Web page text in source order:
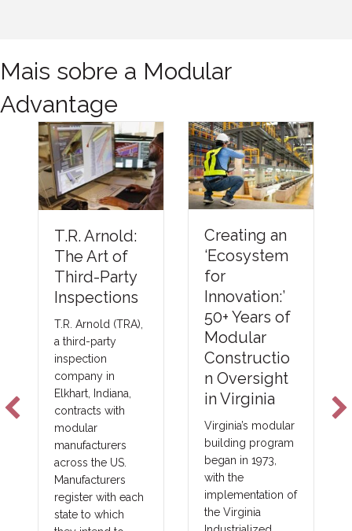
Mais sobre a Modular
Advantage
Arnold:
Art of
Party
Arnold (TRA),
Indiana,
with
the US.
with each
Creating an
‘Ecosystem
for
Innovation:’
50+ Years of
Constructio
n Oversight
Virginia’s modular
building program
implementation of
ng
Methods
NFPA-
Foam
s
New fire
costs and